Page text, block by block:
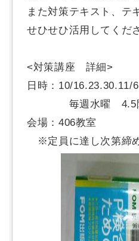
また対策テキスト、テ
せひせひ活用してくだ
<対策講座 詳細>
日時：10/16.23.30.11/
毎週水曜 4.5限
会場：406教室
※定員に達し次第締